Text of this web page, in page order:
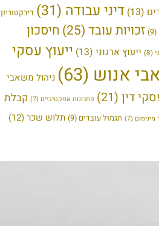
(13) דיני עבודה (31)
דירקטוריון
(9) זכויות עובד(25)
חיסכון
(8) ייעוץ ארגוני (13)
ייעוץ עסקי
אנוש (63)
ניהול משאבי
דין (21) פתרונות אפקטיביים (7)
קבלת
(7) תגמול עובדים (9) תלוש שכר(12)